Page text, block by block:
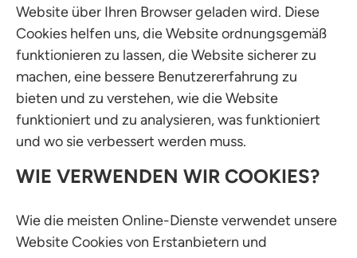
Website über Ihren Browser geladen wird. Diese
Cookies helfen uns, die Website ordnungsgemäß
funktionieren zu lassen, die Website sicherer zu
machen, eine bessere Benutzererfahrung zu
bieten und zu verstehen, wie die Website
funktioniert und zu analysieren, was funktioniert
und wo sie verbessert werden muss.
WIE VERWENDEN WIR COOKIES?
Wie die meisten Online-Dienste verwendet unsere
Website Cookies von Erstanbietern und